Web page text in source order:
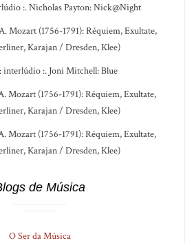
:. Nicholas Payton: Nick@Night
Mozart (1756-1791): Réquiem, Exultate,
Karajan / Dresden, Klee)
interlúdio :. Joni Mitchell: Blue
Mozart (1756-1791): Réquiem, Exultate,
Karajan / Dresden, Klee)
Mozart (1756-1791): Réquiem, Exultate,
Karajan / Dresden, Klee)
de Música
O Ser da Música